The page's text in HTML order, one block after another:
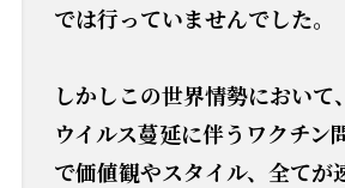
では行っていませんでした。
しかしこの世界情勢において
ウイルス蔓延に伴うワクチン
で価値観やスタイル、全てが